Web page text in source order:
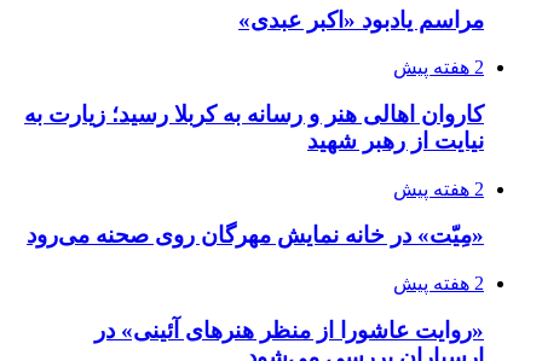
مراسم یادبود «اکبر عبدی»
2 هفته پیش
کاروان اهالی هنر و رسانه به کربلا رسید؛ زیارت به
نیایت از رهبر شهید
2 هفته پیش
«مِیّت» در خانه نمایش مهرگان روی صحنه می‌رود
2 هفته پیش
«روایت عاشورا از منظر هنرهای آئینی» در